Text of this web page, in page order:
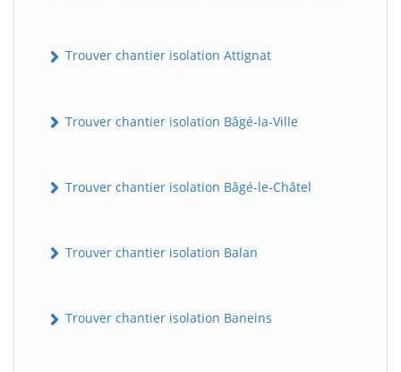
Trouver chantier isolation Attignat
Trouver chantier isolation Bâgé-la-Ville
Trouver chantier isolation Bâgé-le-Châtel
Trouver chantier isolation Balan
Trouver chantier isolation Baneins